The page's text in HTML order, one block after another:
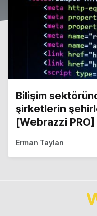
Bilişim
şirketlerin
[Webrazzi PRO]
Erman Taylan